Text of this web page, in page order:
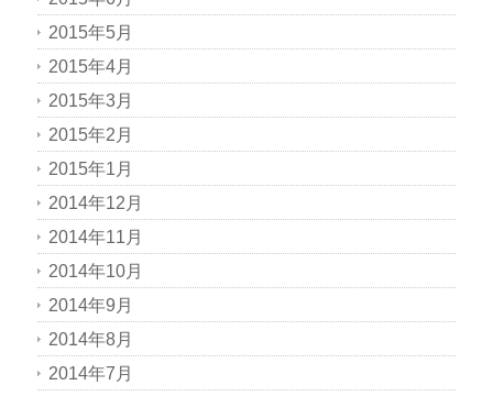
2015年5月
2015年4月
2015年3月
2015年2月
2015年1月
2014年12月
2014年11月
2014年10月
2014年9月
2014年8月
2014年7月